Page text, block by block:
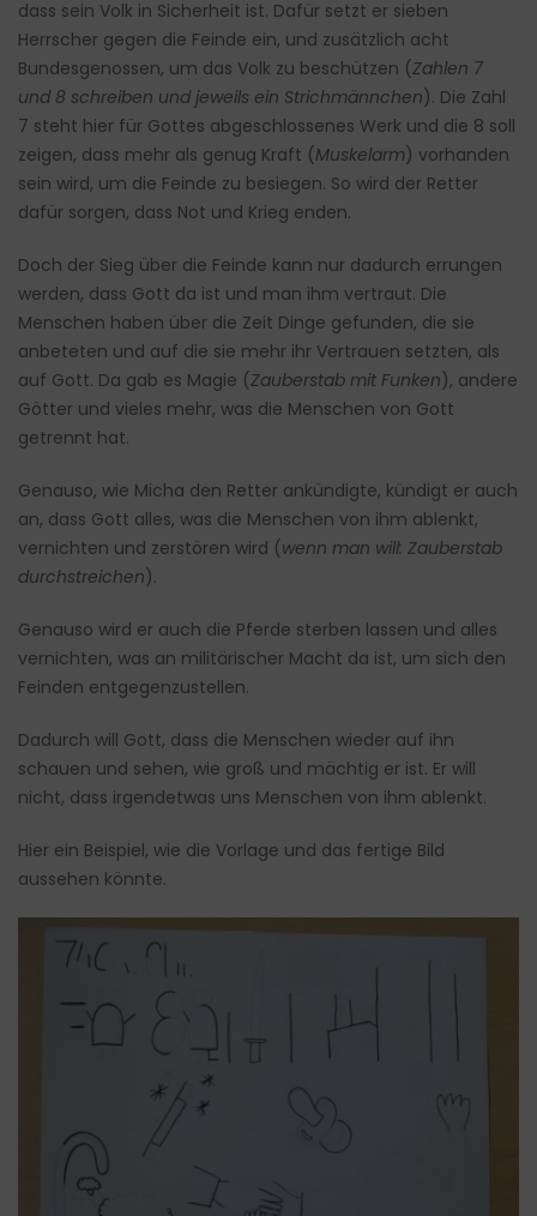
dass sein Volk in Sicherheit ist. Dafür setzt er sieben
Herrscher gegen die Feinde ein, und zusätzlich acht
Bundesgenossen, um das Volk zu beschützen (Zahlen 7
und 8 schreiben und jeweils ein Strichmännchen). Die Zahl
7 steht hier für Gottes abgeschlossenes Werk und die 8 soll
zeigen, dass mehr als genug Kraft (Muskelarm) vorhanden
sein wird, um die Feinde zu besiegen. So wird der Retter
dafür sorgen, dass Not und Krieg enden.
Doch der Sieg über die Feinde kann nur dadurch errungen
werden, dass Gott da ist und man ihm vertraut. Die
Menschen haben über die Zeit Dinge gefunden, die sie
anbeteten und auf die sie mehr ihr Vertrauen setzten, als
auf Gott. Da gab es Magie (Zauberstab mit Funken), andere
Götter und vieles mehr, was die Menschen von Gott
getrennt hat.
Genauso, wie Micha den Retter ankündigte, kündigt er auch
an, dass Gott alles, was die Menschen von ihm ablenkt,
vernichten und zerstören wird (wenn man will: Zauberstab
durchstreichen).
Genauso wird er auch die Pferde sterben lassen und alles
vernichten, was an militärischer Macht da ist, um sich den
Feinden entgegenzustellen.
Dadurch will Gott, dass die Menschen wieder auf ihn
schauen und sehen, wie groß und mächtig er ist. Er will
nicht, dass irgendetwas uns Menschen von ihm ablenkt.
Hier ein Beispiel, wie die Vorlage und das fertige Bild
aussehen könnte.